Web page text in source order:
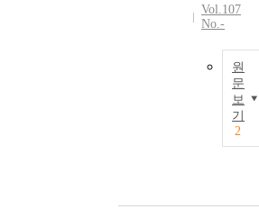
Vol.107
No.-
원
문
보
기
2